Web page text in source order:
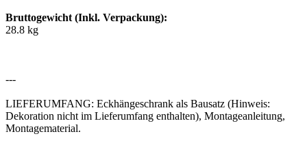
Bruttogewicht (Inkl. Verpackung):
28.8 kg
---
LIEFERUMFANG: Eckhängeschrank als Bausatz (Hinweis:
Dekoration nicht im Lieferumfang enthalten), Montageanleitung,
Montagematerial.